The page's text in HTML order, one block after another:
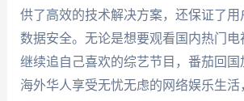
供了高效的技术解决方案，还保证了用
数据安全。无论是想要观看国内热门电
继续追自己喜欢的综艺节目，番茄回国
海外华人享受无忧无虑的网络娱乐生活